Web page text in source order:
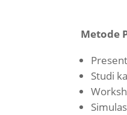
Metode
Studi